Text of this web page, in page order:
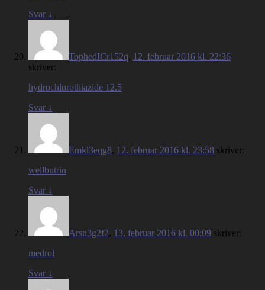
Svar ↓
TophedICr152q, 12. februar 2016 kl. 22:36
skriver:
hydrochlorothiazide 12.5
Svar ↓
Emkl3eqg8, 12. februar 2016 kl. 23:58 skriver:
wellbutrin
Svar ↓
Arsn3g2f2, 13. februar 2016 kl. 00:09 skriver:
medrol
Svar ↓